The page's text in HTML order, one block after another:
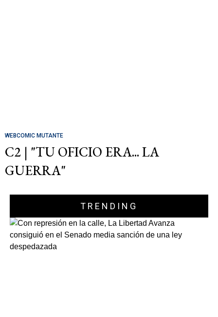
WEBCOMIC MUTANTE
C2 | "TU OFICIO ERA... LA
GUERRA"
TRENDING